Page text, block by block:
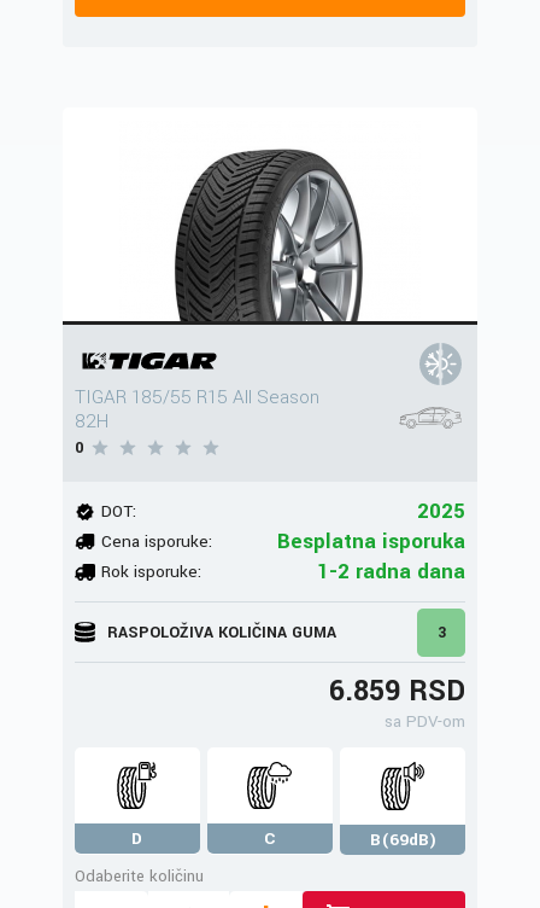
TIGAR 185/55 R15 All Season
82H
0
DOT: 2025
Cena isporuke: Besplatna isporuka
Rok isporuke: 1-2 radna dana
RASPOLOŽIVA KOLIČINA GUMA 3
6.859 RSD
sa PDV-om
D C
B(69dB)
Odaberite količinu